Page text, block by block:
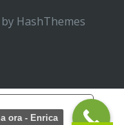
by HashThemes
ora - Enrica
alla privacy